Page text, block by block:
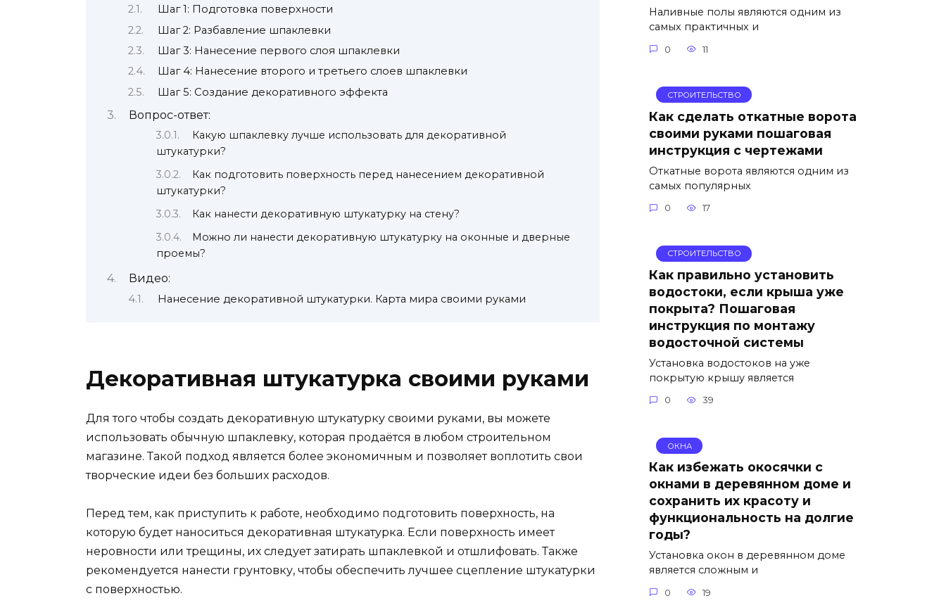
Шаг 1: Подготовка поверхности
Шаг 2: Разбавление шпаклевки
Шаг 3: Нанесение первого слоя шпаклевки
Шаг 4: Нанесение второго и третьего слоев шпаклевки
Шаг 5: Создание декоративного эффекта
Вопрос-ответ:
Какую шпаклевку лучше использовать для декоративной
штукатурки?
Как подготовить поверхность перед нанесением декоративной
штукатурки?
Как нанести декоративную штукатурку на стену?
Можно ли нанести декоративную штукатурку на оконные и дверные
проемы?
Видео:
Нанесение декоративной штукатурки. Карта мира своими руками
Декоративная штукатурка своими руками
Для того чтобы создать декоративную штукатурку своими руками, вы можете
использовать обычную шпаклевку, которая продаётся в любом строительном
магазине. Такой подход является более экономичным и позволяет воплотить свои
творческие идеи без больших расходов.
Перед тем, как приступить к работе, необходимо подготовить поверхность, на
которую будет наноситься декоративная штукатурка. Если поверхность имеет
неровности или трещины, их следует затирать шпаклевкой и отшлифовать. Также
рекомендуется нанести грунтовку, чтобы обеспечить лучшее сцепление штукатурки
с поверхностью.
Наливные полы являются одним из
самых практичных и
0 11
СТРОИТЕЛЬСТВО
Как сделать откатные ворота
своими руками пошаговая
инструкция с чертежами
Откатные ворота являются одним из
самых популярных
0 17
СТРОИТЕЛЬСТВО
Как правильно установить
водостоки, если крыша уже
покрыта? Пошаговая
инструкция по монтажу
водосточной системы
Установка водостоков на уже
покрытую крышу является
0 39
ОКНА
Как избежать окосячки с
окнами в деревянном доме и
сохранить их красоту и
функциональность на долгие
годы?
Установка окон в деревянном доме
является сложным и
0 19